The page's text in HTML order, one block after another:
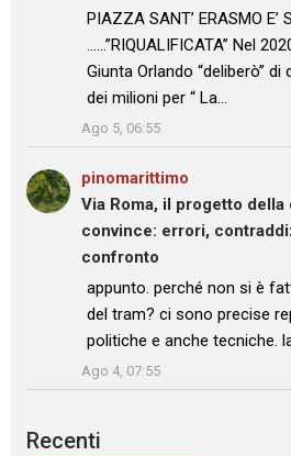
: “PIAZZA SANT’ ERASMO E’
……”RIQUALIFICATA” Nel
Giunta Orlando “deliberò” di
dei milioni per “ La…
”
Ago 5, 06:55
pinomarittimo
Via Roma, il progetto
convince: errori,
confronto
: “
appunto. perché non si è
del tram? ci sono precise
politiche e anche tecniche.
”
Ago 4, 07:55
Recenti